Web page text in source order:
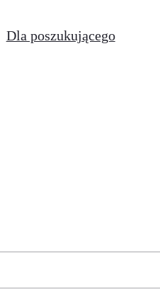
Dla poszukującego